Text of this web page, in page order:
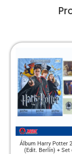
Álbum Harry Potter
(Edit. Berlín) + Set